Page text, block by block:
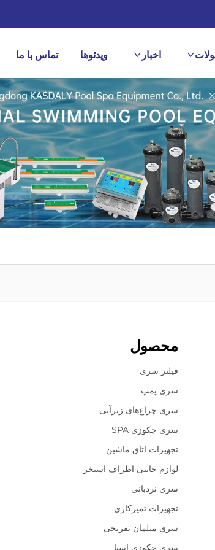
اخبار ویدئوها تماس با ما
محصول
فیلتر سری
سری پمپ
سری چراغ‌های زیرآبی
سری جکوزی SPA
تجهیزات اتاق ماشین
لوازم جانبی اطراف استخر
سری نردبانی
تجهیزات تمیزکاری
سری مبلمان تفریحی
سری جکوزی اسپا